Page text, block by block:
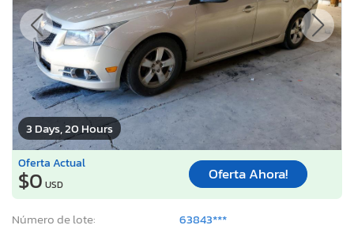
3 Days, 20 Hours
Oferta Actual
$0 USD
Oferta Ahora!
Número de lote:
63843***